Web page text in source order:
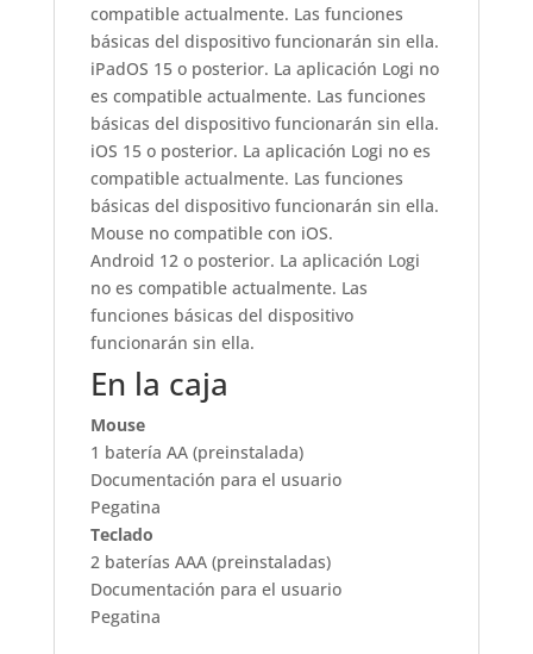
compatible actualmente. Las funciones
básicas del dispositivo funcionarán sin ella.
iPadOS 15 o posterior. La aplicación Logi no
es compatible actualmente. Las funciones
básicas del dispositivo funcionarán sin ella.
iOS 15 o posterior. La aplicación Logi no es
compatible actualmente. Las funciones
básicas del dispositivo funcionarán sin ella.
Mouse no compatible con iOS.
Android 12 o posterior. La aplicación Logi
no es compatible actualmente. Las
funciones básicas del dispositivo
funcionarán sin ella.
En la caja
Mouse
1 batería AA (preinstalada)
Documentación para el usuario
Pegatina
Teclado
2 baterías AAA (preinstaladas)
Documentación para el usuario
Pegatina